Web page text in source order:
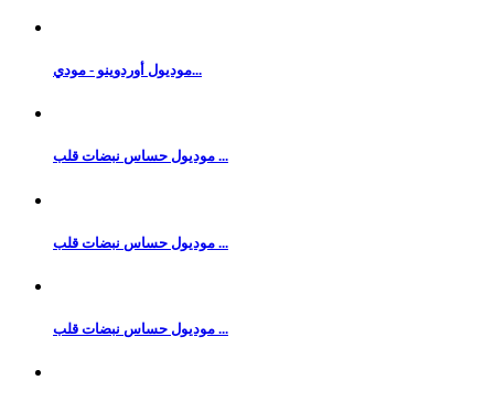
موديول أوردوينو - مودي...
موديول حساس نبضات قلب ...
موديول حساس نبضات قلب ...
موديول حساس نبضات قلب ...